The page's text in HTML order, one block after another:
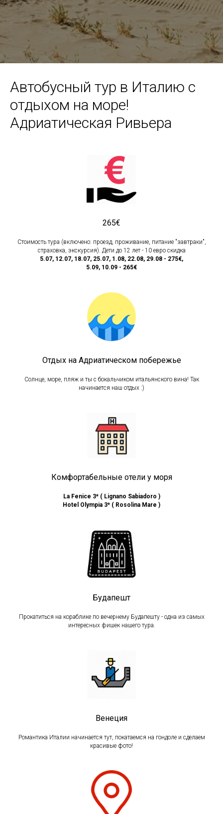
Автобусный тур в Италию с
отдыхом на море!
Адриатическая Ривьера
265€
Стоимость тура (включено: проезд, проживание, питание "завтраки",
страховка, экскурсия). Дети до 12 лет - 10 евро скидка
5.07, 12.07, 18.07, 25.07, 1.08, 22.08, 29.08 - 275€,
5.09, 10.09 - 265€
Отдых на Адриатическом побережье
Солнце, море, пляж и ты с бокальчиком итальянского вина! Так
начинается наш отдых :)
Комфортабельные отели у моря
La Fenice 3* ( Lignano Sabiadoro )
Hotel Olympia 3* ( Rosolina Mare )
Будапешт
Прокатиться на кораблике по вечернему Будапешту - одна из самых
интересных фишек нашего тура.
Венеция
Романтика Италии начинается тут, покатаемся на гондоле и сделаем
красивые фото!